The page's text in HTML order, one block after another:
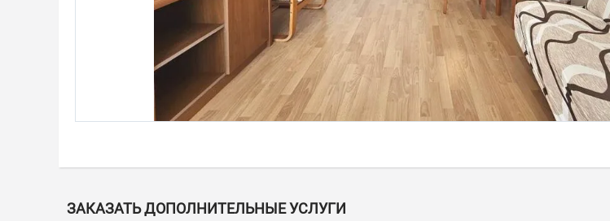
ЗАКАЗАТЬ ДОПОЛНИТЕЛЬНЫЕ УСЛУГИ